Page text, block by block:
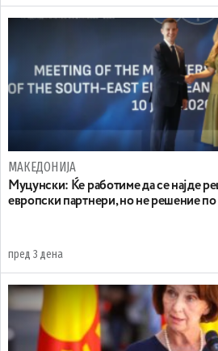
МАКЕДОНИЈА
Муцунски: Ќе работиме да се најде
европски партнери, но не решение по
пред 3 дена